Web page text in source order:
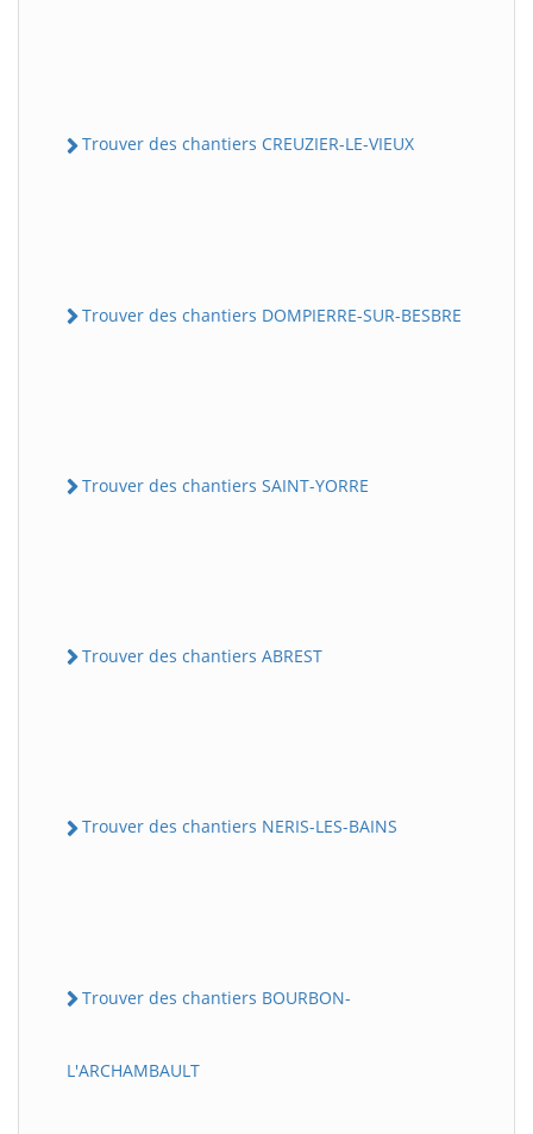
Trouver des chantiers CREUZIER-LE-VIEUX
Trouver des chantiers DOMPIERRE-SUR-BESBRE
Trouver des chantiers SAINT-YORRE
Trouver des chantiers ABREST
Trouver des chantiers NERIS-LES-BAINS
Trouver des chantiers BOURBON-
L'ARCHAMBAULT